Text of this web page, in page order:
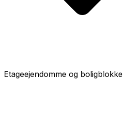
Etageejendomme og boligblokke